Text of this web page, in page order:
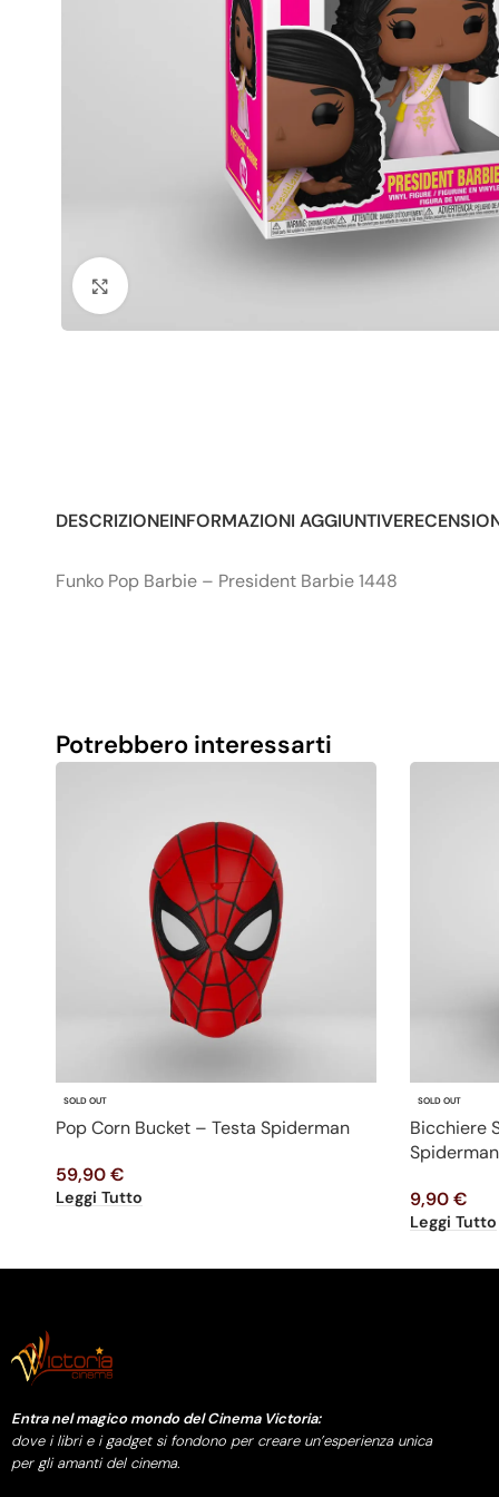
DESCRIZIONEINFORMAZIONI AGGIUNTIVE
Funko Pop Barbie – President Barbie 1448
Potrebbero interessarti
SOLD OUT
Pop Corn Bucket – Testa Spiderman
59,90€
Leggi Tutto
SOLD OUT
Bicchiere
9,90€
Leggi Tutto
Entra nel magico mondo del Cinema Victoria:
dove i libri e i gadget si fondono per creare un’esperienza unica
per gli amanti del cinema.